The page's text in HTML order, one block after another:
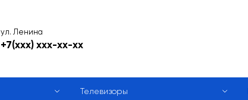
ул. Ленина
+7(xxx) xxx-xx-xx
Телевизоры